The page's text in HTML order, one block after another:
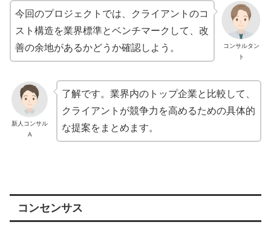
コンサルタン
ト
今回のプロジェクトでは、クライアントのコ
スト構造を業界標準とベンチマークして、改
善の余地があるかどうか確認しよう。
新人コンサル
A
了解です。業界内のトップ企業と比較して、
クライアントが競争力を高めるための具体的
な提案をまとめます。
コンセンサス